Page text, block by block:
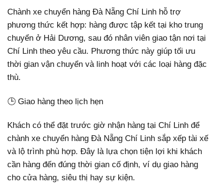
Chành xe chuyển hàng Đà Nẵng Chí Linh hỗ trợ
phương thức kết hợp: hàng được tập kết tại kho trung
chuyển ở Hải Dương, sau đó nhân viên giao tận nơi tại
Chí Linh theo yêu cầu. Phương thức này giúp tối ưu
thời gian vận chuyển và linh hoạt với các loại hàng đặc
thù.
🕒 Giao hàng theo lịch hẹn
Khách có thể đặt trước giờ nhận hàng tại Chí Linh để
chành xe chuyển hàng Đà Nẵng Chí Linh sắp xếp tài xế
và lộ trình phù hợp. Đây là lựa chọn tiện lợi khi khách
cần hàng đến đúng thời gian cố định, ví dụ giao hàng
cho cửa hàng, siêu thị hay sự kiện.